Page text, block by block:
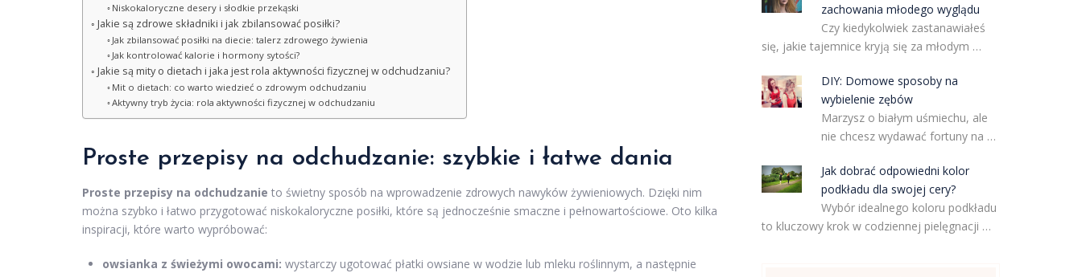
Niskokaloryczne desery i słodkie przekąski
Jakie są zdrowe składniki i jak zbilansować posiłki?
Jak zbilansować posiłki na diecie: talerz zdrowego żywienia
Jak kontrolować kalorie i hormony sytości?
Jakie są mity o dietach i jaka jest rola aktywności fizycznej w odchudzaniu?
Mit o dietach: co warto wiedzieć o zdrowym odchudzaniu
Aktywny tryb życia: rola aktywności fizycznej w odchudzaniu
Proste przepisy na odchudzanie: szybkie i łatwe dania
Proste przepisy na odchudzanie to świetny sposób na wprowadzenie zdrowych nawyków żywieniowych. Dzięki nim
można szybko i łatwo przygotować niskokaloryczne posiłki, które są jednocześnie smaczne i pełnowartościowe. Oto kilka
inspiracji, które warto wypróbować:
owsianka z świeżymi owocami: wystarczy ugotować płatki owsiane w wodzie lub mleku roślinnym, a następnie
zachowania młodego wyglądu
Czy kiedykolwiek zastanawiałeś
się, jakie tajemnice kryją się za młodym …
DIY: Domowe sposoby na
wybielenie zębów
Marzysz o białym uśmiechu, ale
nie chcesz wydawać fortuny na …
Jak dobrać odpowiedni kolor
podkładu dla swojej cery?
Wybór idealnego koloru podkładu
to kluczowy krok w codziennej pielęgnacji …